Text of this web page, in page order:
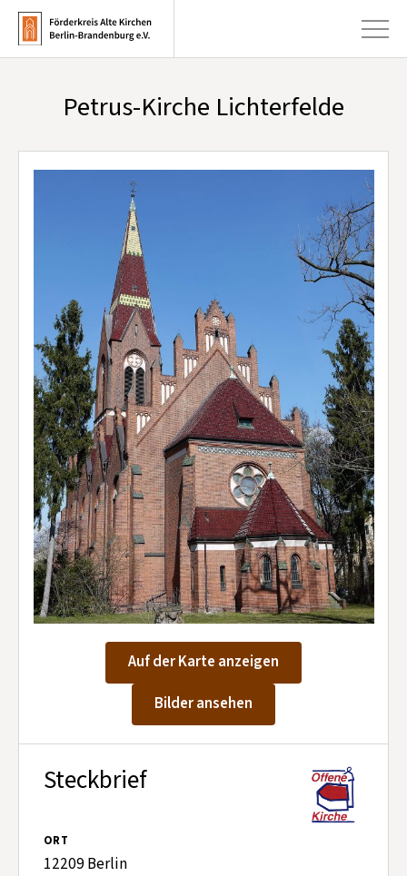
Infobrief abonnieren
Kontakt aufnehmen
Mitglied werden
Spenden
Kirchen +
+
+
Förderung & Spenden +
Über uns +
Petrus-Kirche Lichterfelde
Auf der Karte anzeigen
Bilder ansehen
Steckbrief
ORT
12209 Berlin